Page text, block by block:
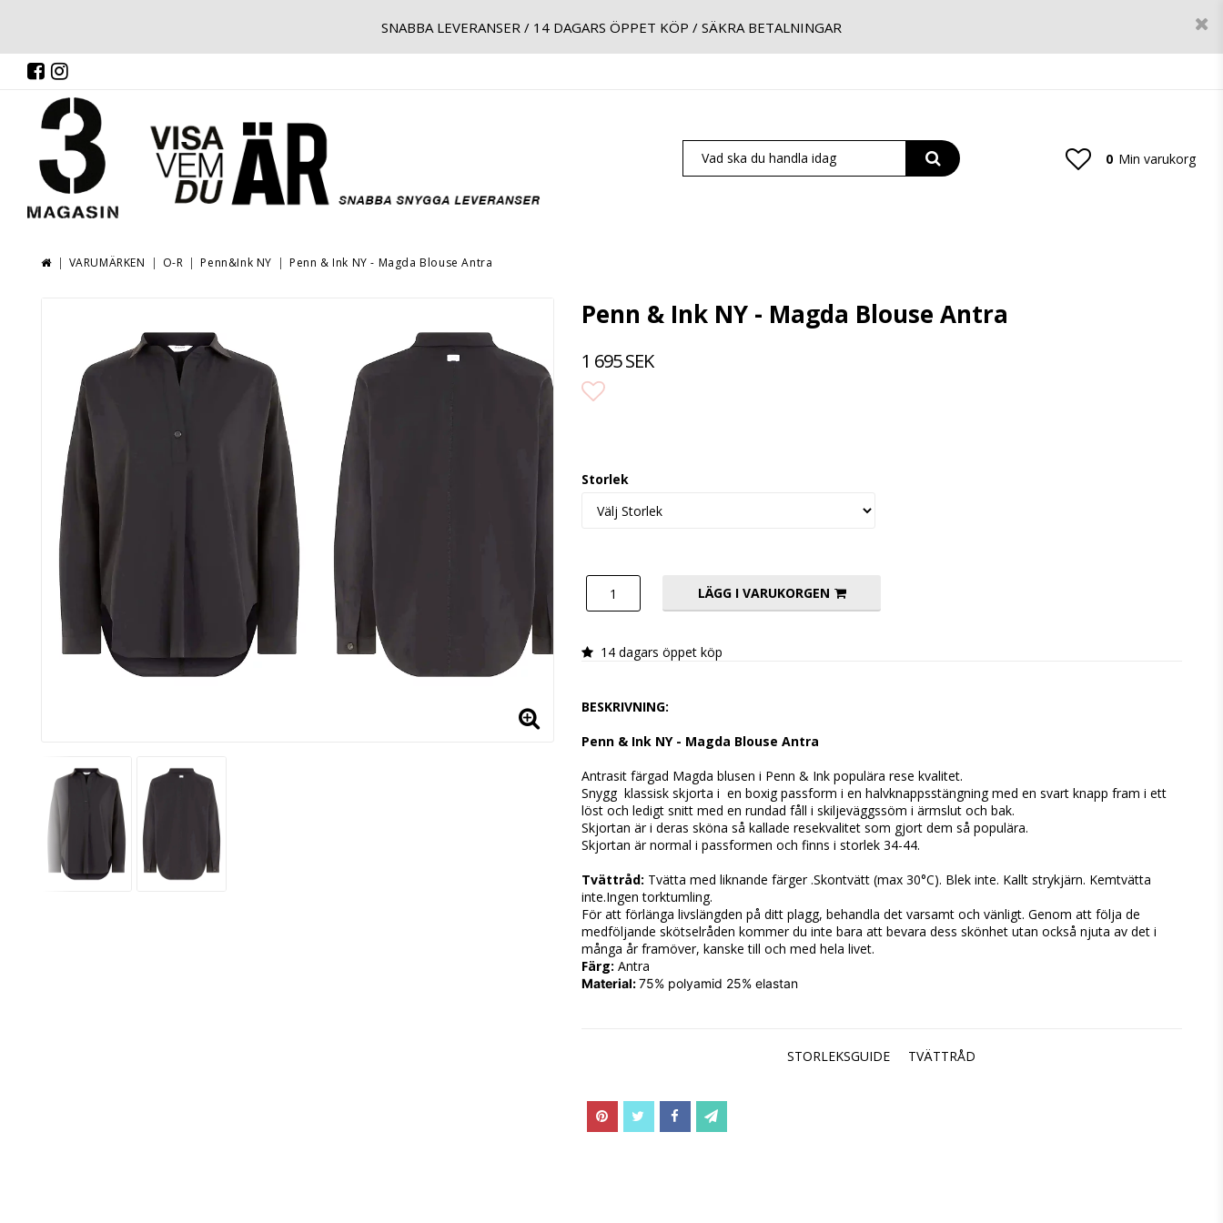
SNABBA LEVERANSER / 14 DAGARS ÖPPET KÖP / SÄKRA BETALNINGAR
0 Min varukorg
VARUMÄRKEN O-R Penn&Ink NY Penn & Ink NY - Magda Blouse Antra
Penn & Ink NY - Magda Blouse Antra
1 695 SEK
Storlek
LÄGG I VARUKORGEN
14 dagars öppet köp
BESKRIVNING:
Penn & Ink NY - Magda Blouse Antra
Antrasit färgad Magda blusen i Penn & Ink populära rese kvalitet.
Snygg  klassisk skjorta i  en boxig passform i en halvknappsstängning med en svart knapp fram i ett
löst och ledigt snitt med en rundad fåll i skiljeväggssöm i ärmslut och bak.
Skjortan är i deras sköna så kallade resekvalitet som gjort dem så populära.
Skjortan är normal i passformen och finns i storlek 34-44.
Tvättråd: Tvätta med liknande färger .Skontvätt (max 30°C). Blek inte. Kallt strykjärn. Kemtvätta
inte.Ingen torktumling.
För att förlänga livslängden på ditt plagg, behandla det varsamt och vänligt. Genom att följa de
medföljande skötselråden kommer du inte bara att bevara dess skönhet utan också njuta av det i
många år framöver, kanske till och med hela livet.
Färg: Antra
Material: 75% polyamid 25% elastan
STORLEKSGUIDE TVÄTTRÅD